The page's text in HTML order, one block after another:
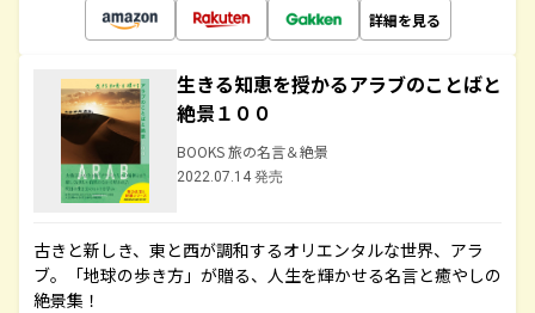
詳細を見る
生きる知恵を授かるアラブのことばと
絶景１００
BOOKS 旅の名言＆絶景
2022.07.14 発売
古きと新しき、東と西が調和するオリエンタルな世界、アラ
ブ。「地球の歩き方」が贈る、人生を輝かせる名言と癒やしの
絶景集！